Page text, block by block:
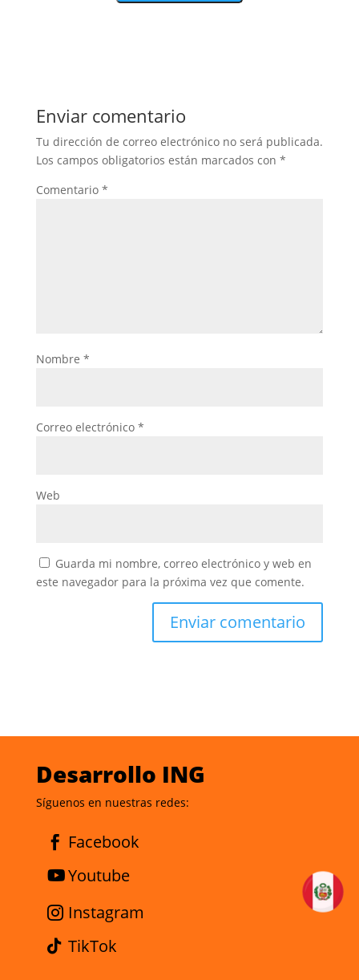
Enviar comentario
Tu dirección de correo electrónico no será publicada.
Los campos obligatorios están marcados con *
Comentario *
Nombre *
Correo electrónico *
Web
Guarda mi nombre, correo electrónico y web en
este navegador para la próxima vez que comente.
Desarrollo ING
Síguenos en nuestras redes:
Facebook
Youtube
Instagram
TikTok